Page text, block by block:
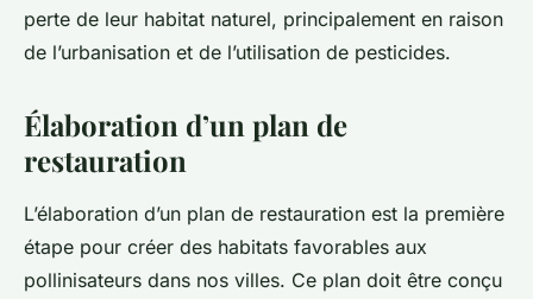
perte de leur habitat naturel, principalement en raison
de l’urbanisation et de l’utilisation de pesticides.
Élaboration d’un plan de
restauration
L’élaboration d’un plan de restauration est la première
étape pour créer des habitats favorables aux
pollinisateurs dans nos villes. Ce plan doit être conçu